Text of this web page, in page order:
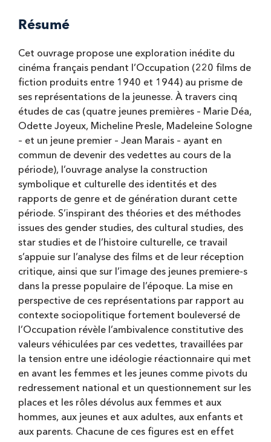
Résumé
Cet ouvrage propose une exploration inédite du
cinéma français pendant l’Occupation (220 films de
fiction produits entre 1940 et 1944) au prisme de
ses représentations de la jeunesse. À travers cinq
études de cas (quatre jeunes premières – Marie Déa,
Odette Joyeux, Micheline Presle, Madeleine Sologne
– et un jeune premier – Jean Marais – ayant en
commun de devenir des vedettes au cours de la
période), l’ouvrage analyse la construction
symbolique et culturelle des identités et des
rapports de genre et de génération durant cette
période. S’inspirant des théories et des méthodes
issues des gender studies, des cultural studies, des
star studies et de l’histoire culturelle, ce travail
s’appuie sur l’analyse des films et de leur réception
critique, ainsi que sur l’image des jeunes premiere-s
dans la presse populaire de l’époque. La mise en
perspective de ces représentations par rapport au
contexte sociopolitique fortement bouleversé de
l’Occupation révèle l’ambivalence constitutive des
valeurs véhiculées par ces vedettes, travaillées par
la tension entre une idéologie réactionnaire qui met
en avant les femmes et les jeunes comme pivots du
redressement national et un questionnement sur les
places et les rôles dévolus aux femmes et aux
hommes, aux jeunes et aux adultes, aux enfants et
aux parents. Chacune de ces figures est en effet